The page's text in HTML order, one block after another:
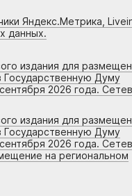
Яндекс.Метрика,
данных.
издания для
Государственную Думу
2026 года.
издания для
Государственную Думу
2026 года.
на региональном